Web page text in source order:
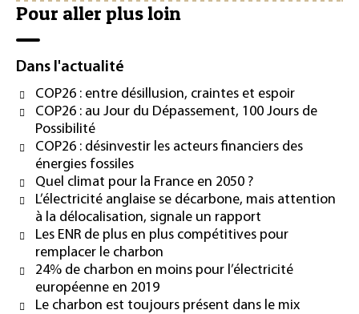
Pour aller plus loin
Dans l'actualité
COP26 : entre désillusion, craintes et espoir
COP26 : au Jour du Dépassement, 100 Jours de
Possibilité
COP26 : désinvestir les acteurs financiers des
énergies fossiles
Quel climat pour la France en 2050 ?
L’électricité anglaise se décarbone, mais attention
à la délocalisation, signale un rapport
Les ENR de plus en plus compétitives pour
remplacer le charbon
24% de charbon en moins pour l’électricité
européenne en 2019
Le charbon est toujours présent dans le mix